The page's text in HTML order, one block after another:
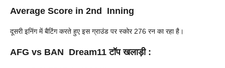
Average Score in 2nd Inning
दूसरी इनिंग में बैटिंग करते हुए इस ग्राउंड पर स्कोर 276 रन का रहा है।
AFG vs BAN Dream11 टॉप खलाड़ी :